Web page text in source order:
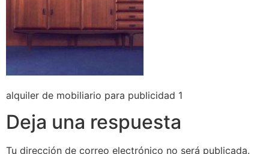
alquiler de mobiliario para publicidad 1
Deja una respuesta
Tu dirección de correo electrónico no será publicada.